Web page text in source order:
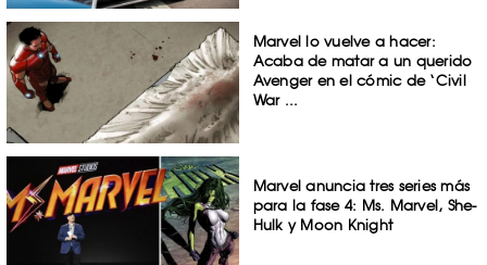
Marvel lo vuelve a hacer:
Acaba de matar a un querido
Avenger en el cómic de ‘Civil
War ...
Marvel anuncia tres series más
para la fase 4: Ms. Marvel, She-
Hulk y Moon Knight